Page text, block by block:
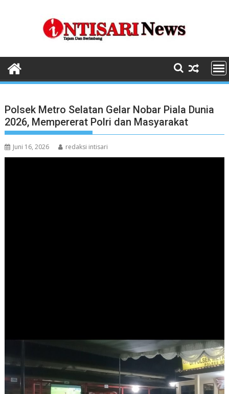
Polsek Metro Selatan Gelar Nobar Piala Dunia
2026, Mempererat Polri dan Masyarakat
Juni 16, 2026 redaksi intisari